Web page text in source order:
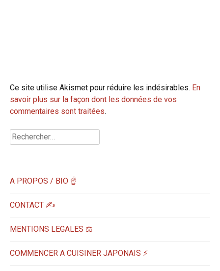
Ce site utilise Akismet pour réduire les indésirables. En
savoir plus sur la façon dont les données de vos
commentaires sont traitées.
Rechercher :
A PROPOS / BIO ☝
CONTACT ✍️
MENTIONS LEGALES ⚖️
COMMENCER A CUISINER JAPONAIS ⚡